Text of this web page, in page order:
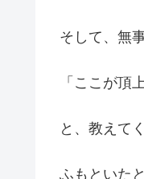
そして、無
「ここが頂
と、教えて
ふもといた